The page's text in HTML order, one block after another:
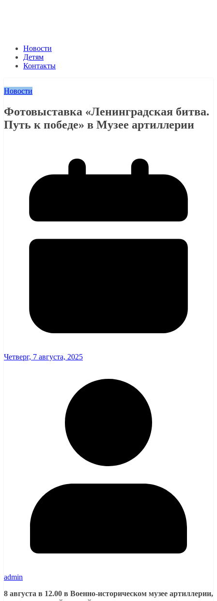
Новости
Детям
Контакты
Новости
Фотовыставка «Ленинградская битва.
Путь к победе» в Музее артиллерии
Четверг, 7 августа, 2025
admin
8 августа в 12.00 в Военно-историческом музее артиллерии,